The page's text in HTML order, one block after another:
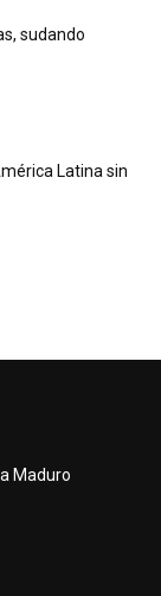
sudando
Latina sin
Maduro